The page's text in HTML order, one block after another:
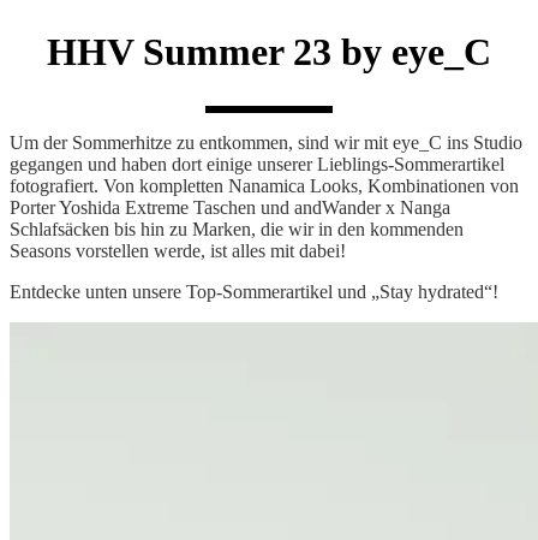
HHV Summer 23 by eye_C
Um der Sommerhitze zu entkommen, sind wir mit eye_C ins Studio
gegangen und haben dort einige unserer Lieblings-Sommerartikel
fotografiert. Von kompletten Nanamica Looks, Kombinationen von
Porter Yoshida Extreme Taschen und andWander x Nanga
Schlafsäcken bis hin zu Marken, die wir in den kommenden
Seasons vorstellen werde, ist alles mit dabei!
Entdecke unten unsere Top-Sommerartikel und „Stay hydrated“!